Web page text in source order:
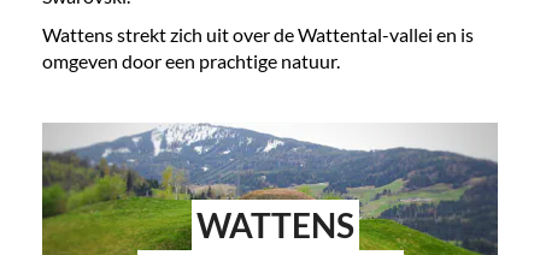
Wattens strekt zich uit over de Wattental-vallei en is
omgeven door een prachtige natuur.
WATTENS